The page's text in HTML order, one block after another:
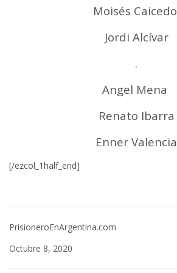
Moisés Caicedo
Jordi Alcívar
.
Angel Mena
Renato Ibarra
Enner Valencia
[/ezcol_1half_end]
PrisioneroEnArgentina.com
Octubre 8, 2020